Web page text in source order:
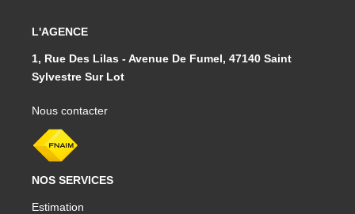
L'AGENCE
1, Rue Des Lilas - Avenue De Fumel, 47140 Saint
Sylvestre Sur Lot
Nous contacter
NOS SERVICES
Estimation